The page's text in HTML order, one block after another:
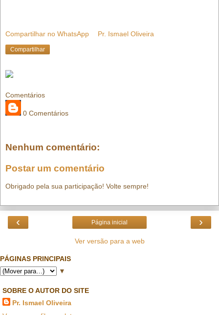
Compartilhar no WhatsApp Pr. Ismael Oliveira
Compartilhar
Comentários
0 Comentários
Nenhum comentário:
Postar um comentário
Obrigado pela sua participação! Volte sempre!
‹ ›
Página inicial
Ver versão para a web
PÁGINAS PRINCIPAIS
▼
SOBRE O AUTOR DO SITE
Pr. Ismael Oliveira